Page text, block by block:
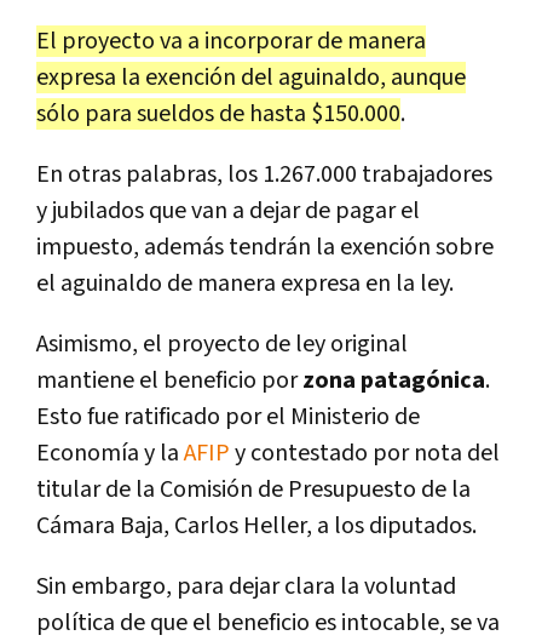
El proyecto va a incorporar de manera
expresa la exención del aguinaldo, aunque
sólo para sueldos de hasta $150.000.
En otras palabras, los 1.267.000 trabajadores
y jubilados que van a dejar de pagar el
impuesto, además tendrán la exención sobre
el aguinaldo de manera expresa en la ley.
Asimismo, el proyecto de ley original
mantiene el beneficio porzona patagónica.
Esto fue ratificado por el Ministerio de
Economía y laAFIPy contestado por nota del
titular de la Comisión de Presupuesto de la
Cámara Baja, Carlos Heller, a los diputados.
Sin embargo, para dejar clara la voluntad
política de que el beneficio es intocable, se va